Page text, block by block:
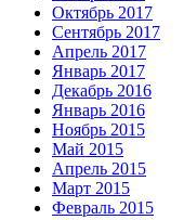
Октябрь 2017
Сентябрь 2017
Апрель 2017
Январь 2017
Декабрь 2016
Январь 2016
Ноябрь 2015
Май 2015
Апрель 2015
Март 2015
Февраль 2015